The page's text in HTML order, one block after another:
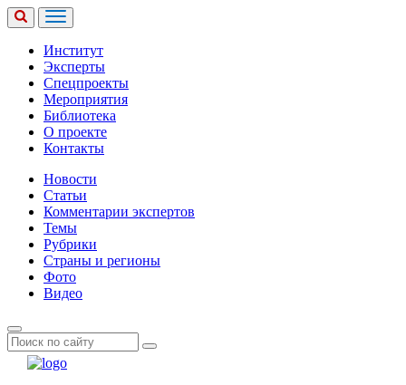
Институт
Эксперты
Спецпроекты
Мероприятия
Библиотека
О проекте
Контакты
Новости
Статьи
Комментарии экспертов
Темы
Рубрики
Страны и регионы
Фото
Видео